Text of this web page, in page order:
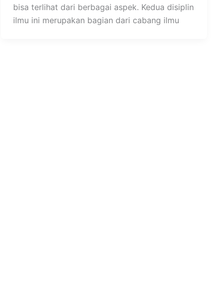
bisa terlihat dari berbagai aspek. Kedua disiplin
ilmu ini merupakan bagian dari cabang ilmu